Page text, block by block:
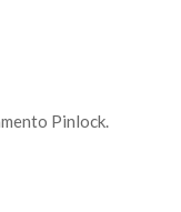
Pinlock.